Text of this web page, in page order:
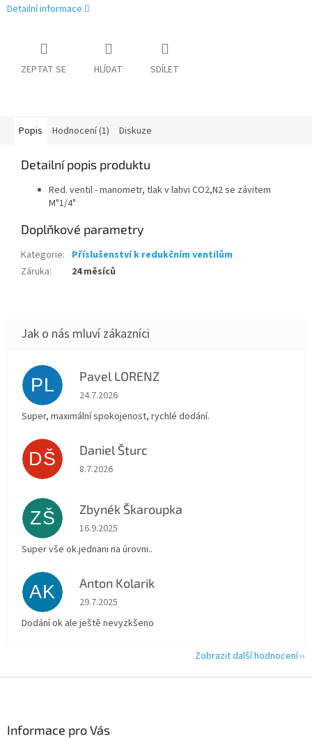
Detailní informace
ZEPTAT SE HLÍDAT SDÍLET
Popis Hodnocení (1) Diskuze
Detailní popis produktu
Red. ventil - manometr, tlak v lahvi CO2,N2 se závitem
M"1/4"
Doplňkové parametry
Kategorie: Příslušenství k redukčním ventilům
Záruka: 24 měsíců
PL Pavel LORENZ
Hodnocení obchodu je 5 z 5 hvězdiček.
24.7.2026
Super, maximální spokojenost, rychlé dodání.
DŠ Daniel Šturc
Hodnocení obchodu je 5 z 5 hvězdiček.
8.7.2026
ZŠ Zbynék Škaroupka
Hodnocení obchodu je 5 z 5 hvězdiček.
16.9.2025
Super vše ok.jednani na úrovni..
AK Anton Kolarik
Hodnocení obchodu je 5 z 5 hvězdiček.
29.7.2025
Dodání ok ale ještě nevyzkšeno
Zobrazit další hodnocení
Informace pro Vás